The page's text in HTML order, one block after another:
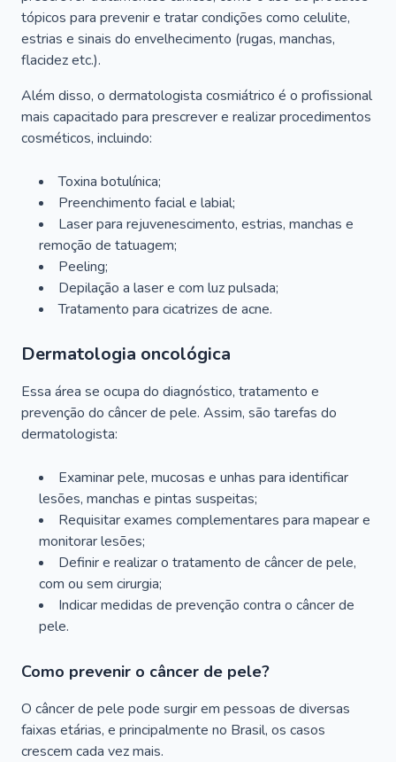
tópicos para prevenir e tratar condições como celulite,
estrias e sinais do envelhecimento (rugas, manchas,
flacidez etc.).
Além disso, o dermatologista cosmiátrico é o profissional
mais capacitado para prescrever e realizar procedimentos
cosméticos, incluindo:
Toxina botulínica;
Preenchimento facial e labial;
Laser para rejuvenescimento, estrias, manchas e
remoção de tatuagem;
Peeling;
Depilação a laser e com luz pulsada;
Tratamento para cicatrizes de acne.
Dermatologia oncológica
Essa área se ocupa do diagnóstico, tratamento e
prevenção do câncer de pele. Assim, são tarefas do
dermatologista:
Examinar pele, mucosas e unhas para identificar
lesões, manchas e pintas suspeitas;
Requisitar exames complementares para mapear e
monitorar lesões;
Definir e realizar o tratamento de câncer de pele,
com ou sem cirurgia;
Indicar medidas de prevenção contra o câncer de
pele.
Como prevenir o câncer de pele?
O câncer de pele pode surgir em pessoas de diversas
faixas etárias, e principalmente no Brasil, os casos
crescem cada vez mais.